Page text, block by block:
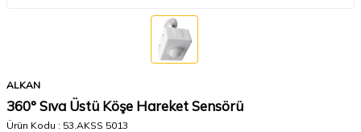
ALKAN
360° Sıva Üstü Köşe Hareket Sensörü
Ürün Kodu : 53.AKSS 5013